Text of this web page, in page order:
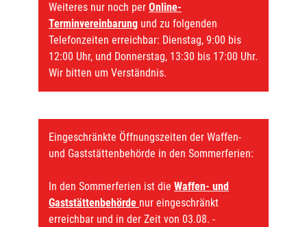
Weiteres nur noch per Online-
Terminvereinbarung und zu folgenden
Telefonzeiten erreichbar: Dienstag, 9:00 bis
12:00 Uhr, und Donnerstag, 13:30 bis 17:00 Uhr.
Wir bitten um Verständnis.
Eingeschränkte Öffnungszeiten der Waffen-
und Gaststättenbehörde in den Sommerferien:
In den Sommerferien ist die Waffen- und
Gaststättenbehörde nur eingeschränkt
erreichbar und in der Zeit von 03.08. -